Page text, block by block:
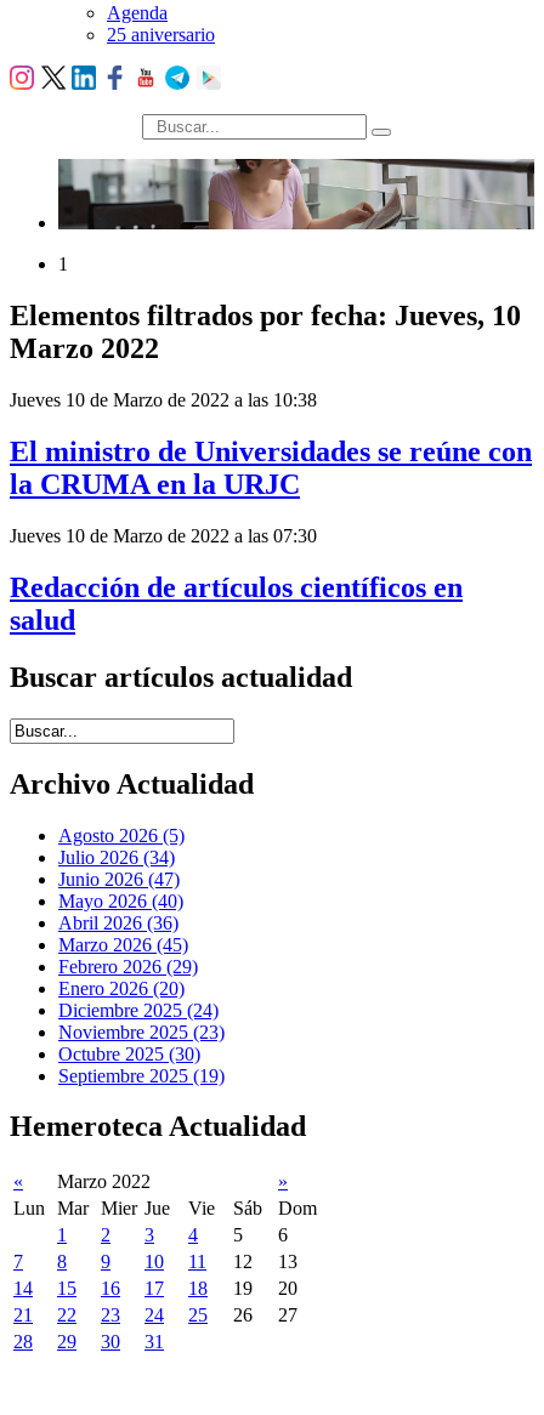
Agenda
25 aniversario
búsqueda
1
Elementos filtrados por fecha: Jueves, 10
Marzo 2022
Jueves 10 de Marzo de 2022 a las 10:38
El ministro de Universidades se reúne con
la CRUMA en la URJC
Jueves 10 de Marzo de 2022 a las 07:30
Redacción de artículos científicos en
salud
Buscar artículos actualidad
Introduce términos de búsqueda
Archivo Actualidad
Agosto 2026 (5)
Julio 2026 (34)
Junio 2026 (47)
Mayo 2026 (40)
Abril 2026 (36)
Marzo 2026 (45)
Febrero 2026 (29)
Enero 2026 (20)
Diciembre 2025 (24)
Noviembre 2025 (23)
Octubre 2025 (30)
Septiembre 2025 (19)
Hemeroteca Actualidad
« Marzo 2022
»
Lun
Mar Mier Jue Vie Sáb
Dom
1
2 3 4 5
6
7
8 9 10 11 12
13
14
15 16 17 18 19
20
21
22 23 24 25 26
27
28
29 30 31